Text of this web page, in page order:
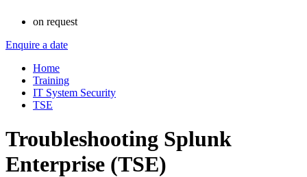
on request
Enquire a date
Home
Training
IT System Security
TSE
Troubleshooting Splunk
Enterprise (TSE)